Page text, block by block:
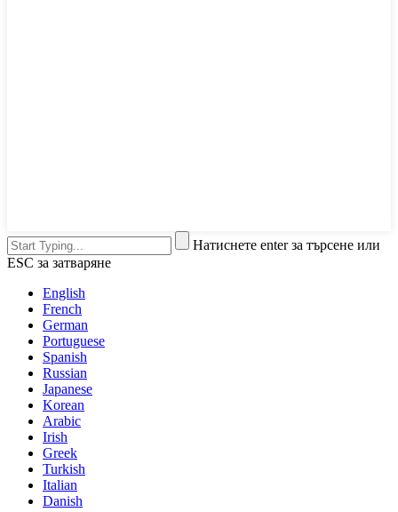
Натиснете enter за търсене или
ESC за затваряне
English
French
German
Portuguese
Spanish
Russian
Japanese
Korean
Arabic
Irish
Greek
Turkish
Italian
Danish